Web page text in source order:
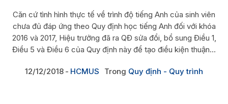
Căn cứ tình hình thực tế về trình độ tiếng Anh của sinh viên
chưa đủ đáp ứng theo Quy định học tiếng Anh đối với khóa
2016 và 2017, Hiệu trưởng đã ra QĐ sửa đổi, bổ sung Điều 1,
Điều 5 và Điều 6 của Quy định này để tạo điều kiện thuận...
12/12/2018 HCMUS Trong Quy định - Quy trình